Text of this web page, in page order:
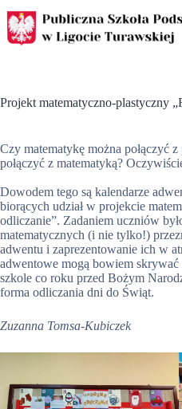
do
treści
Projekt matematyczno-plastyczny
Czy matematykę można połączyć
połączyć z matematyką?
Dowodem tego są kalendarze
biorących udział w projekcie
odliczanie”. Zadaniem uczniów
matematycznych (i nie tylko!)
adwentu i zaprezentowanie ich w
adwentowe mogą bowiem
szkole co roku przed Bożym
forma odliczania dni do Świąt.
Zuzanna Tomsa-Kubiczek